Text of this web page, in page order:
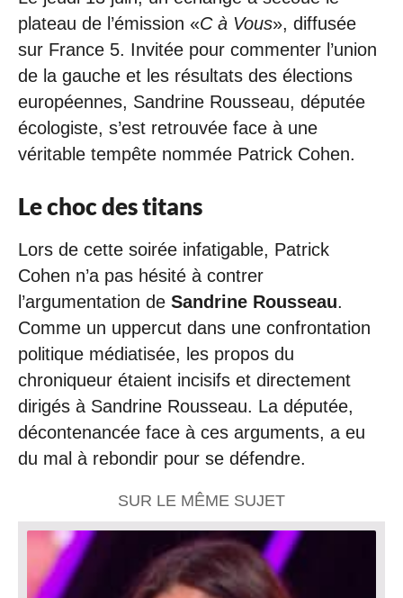
plateau de l’émission «C à Vous», diffusée
sur France 5. Invitée pour commenter l’union
de la gauche et les résultats des élections
européennes, Sandrine Rousseau, députée
écologiste, s’est retrouvée face à une
véritable tempête nommée Patrick Cohen.
Le choc des titans
Lors de cette soirée infatigable, Patrick
Cohen n’a pas hésité à contrer
l’argumentation de Sandrine Rousseau.
Comme un uppercut dans une confrontation
politique médiatisée, les propos du
chroniqueur étaient incisifs et directement
dirigés à Sandrine Rousseau. La députée,
décontenancée face à ces arguments, a eu
du mal à rebondir pour se défendre.
SUR LE MÊME SUJET